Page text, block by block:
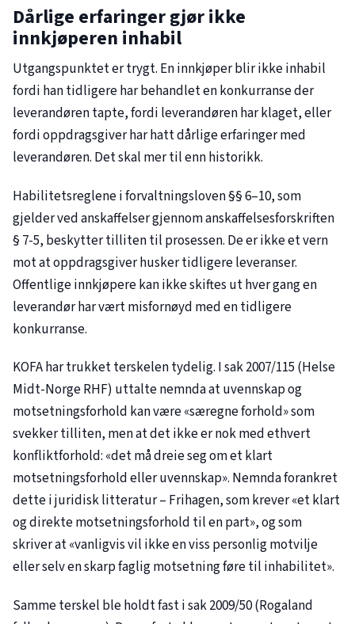
Dårlige erfaringer gjør ikke
innkjøperen inhabil
Utgangspunktet er trygt. En innkjøper blir ikke inhabil
fordi han tidligere har behandlet en konkurranse der
leverandøren tapte, fordi leverandøren har klaget, eller
fordi oppdragsgiver har hatt dårlige erfaringer med
leverandøren. Det skal mer til enn historikk.
Habilitetsreglene i forvaltningsloven §§ 6–10, som
gjelder ved anskaffelser gjennom anskaffelsesforskriften
§ 7-5, beskytter tilliten til prosessen. De er ikke et vern
mot at oppdragsgiver husker tidligere leveranser.
Offentlige innkjøpere kan ikke skiftes ut hver gang en
leverandør har vært misfornøyd med en tidligere
konkurranse.
KOFA har trukket terskelen tydelig. I sak2007/115 (Helse
Midt-Norge RHF) uttalte nemnda at uvennskap og
motsetningsforhold kan være «særegne forhold» som
svekker tilliten, men at det ikke er nok med ethvert
konfliktforhold: «det må dreie seg om et klart
motsetningsforhold eller uvennskap». Nemnda forankret
dette i juridisk litteratur – Frihagen, som krever «et klart
og direkte motsetningsforhold til en part», og som
skriver at «vanligvis vil ikke en viss personlig motvilje
eller selv en skarp faglig motsetning føre til inhabilitet».
Samme terskel ble holdt fast i sak2009/50(Rogaland